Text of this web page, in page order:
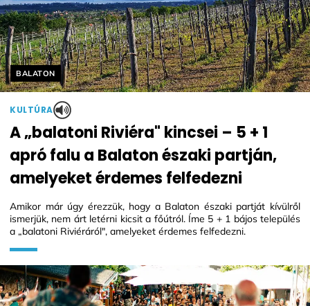
Helyszín címkék:
BALATON
KULTÚRA
A „balatoni Riviéra" kincsei – 5 + 1
apró falu a Balaton északi partján,
amelyeket érdemes felfedezni
Amikor már úgy érezzük, hogy a Balaton északi partját kívülről
ismerjük, nem árt letérni kicsit a főútról. Íme 5 + 1 bájos település
a „balatoni Riviéráról", amelyeket érdemes felfedezni.